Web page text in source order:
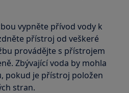
vypněte přívod vody k
přístroj od veškeré
provádějte s přístrojem
Zbývající voda by mohla
pokud je přístroj položen
stran.